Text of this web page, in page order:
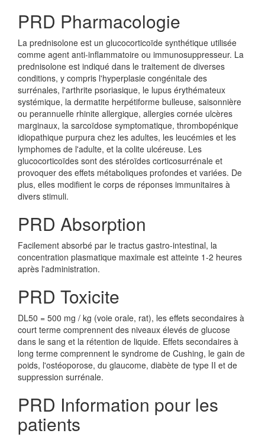
PRD Pharmacologie
La prednisolone est un glucocorticoïde synthétique utilisée
comme agent anti-inflammatoire ou immunosuppresseur. La
prednisolone est indiqué dans le traitement de diverses
conditions, y compris l'hyperplasie congénitale des
surrénales, l'arthrite psoriasique, le lupus érythémateux
systémique, la dermatite herpétiforme bulleuse, saisonnière
ou perannuelle rhinite allergique, allergies cornée ulcères
marginaux, la sarcoïdose symptomatique, thrombopénique
idiopathique purpura chez les adultes, les leucémies et les
lymphomes de l'adulte, et la colite ulcéreuse. Les
glucocorticoïdes sont des stéroïdes corticosurrénale et
provoquer des effets métaboliques profondes et variées. De
plus, elles modifient le corps de réponses immunitaires à
divers stimuli.
PRD Absorption
Facilement absorbé par le tractus gastro-intestinal, la
concentration plasmatique maximale est atteinte 1-2 heures
après l'administration.
PRD Toxicite
DL50 = 500 mg / kg (voie orale, rat), les effets secondaires à
court terme comprennent des niveaux élevés de glucose
dans le sang et la rétention de liquide. Effets secondaires à
long terme comprennent le syndrome de Cushing, le gain de
poids, l'ostéoporose, du glaucome, diabète de type II et de
suppression surrénale.
PRD Information pour les
patients